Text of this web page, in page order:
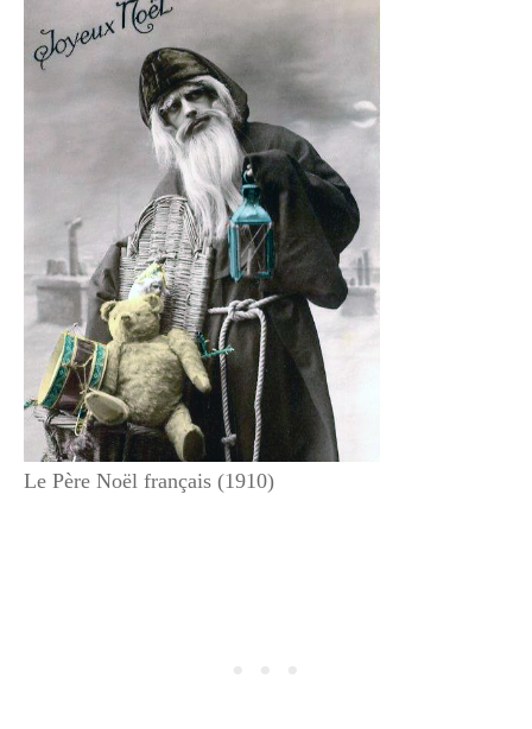
Le Père Noël français (1910)